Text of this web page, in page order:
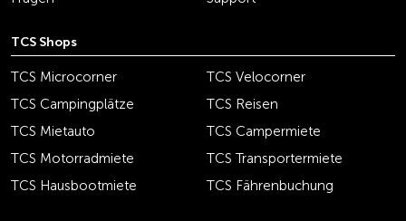
TCS Shops
TCS Microcorner
TCS Velocorner
TCS Campingplätze
TCS Reisen
TCS Mietauto
TCS Campermiete
TCS Motorradmiete
TCS Transportermiete
TCS Hausbootmiete
TCS Fährenbuchung